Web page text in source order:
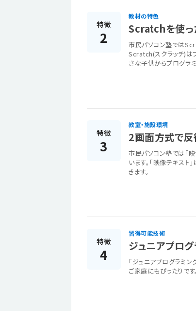
特徴
2
教材の特色
Scratchを使っ
市民パソコン塾では
Scratch(スクラッチ)は
さな子供からプログラ
特徴
3
教室・施設環境
2画面方式で反
市民パソコン塾では「
います。「映像テキス
きます。
特徴
4
習得可能技術
ジュニアプロ
「ジュニアプログラミ
ご家庭にもぴったりです。